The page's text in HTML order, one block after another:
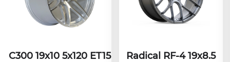
C300 19x10 5x120 ET15
Radical RF-4 19x8.5